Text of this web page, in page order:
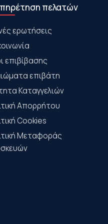
πελατών
ερωτήσεις
επιβίβασης
επιβάτη
Καταγγελιών
Απορρήτου
Cookies
Μεταφοράς